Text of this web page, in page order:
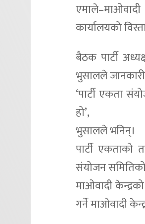
कार्यालयको
बैठक पार्टी
भुसालले
‘पार्टी एकता
हो’,
भुसालले भनिन्।
पार्टी एकताको
संयोजन
माओवादी
गर्ने माओवादी